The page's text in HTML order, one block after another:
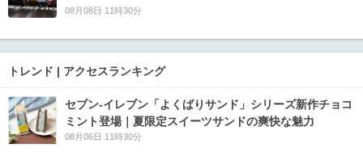
08月08日 11時30分
トレンド | アクセスランキング
セブン‐イレブン「よくばりサンド」シリーズ新作チョコ
ミント登場｜夏限定スイーツサンドの爽快な魅力
08月06日 11時30分